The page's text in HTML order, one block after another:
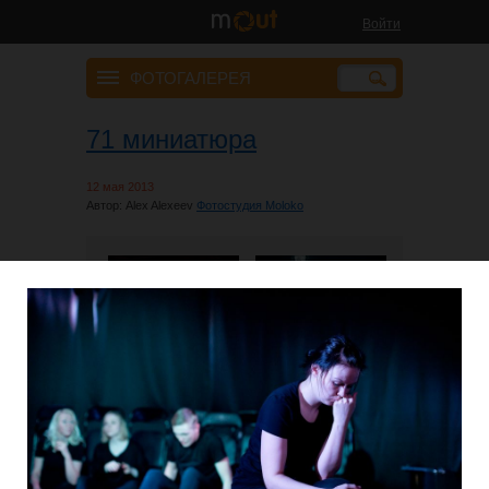
Войти
ФОТОГАЛЕРЕЯ
71 миниатюра
12 мая 2013
Автор: Alex Alexeev Фотостудия Moloko